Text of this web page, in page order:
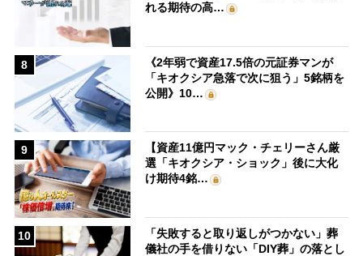
れる期待の高…
8
《2年弱で資産17.5倍の元証券マンが
「キオクシア急落で次に狙う」5銘柄を
公開》10…
9
【資産11億円マック・チェリーさん厳
選「キオクシア・ショック」後に大化
け期待4銘…
10
「失敗すると取り返しがつかない」葬
儀社の手を借りない「DIY葬」の落とし